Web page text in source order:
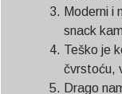
Moderni i
snack
Teško je
čvrstoću,
Drago